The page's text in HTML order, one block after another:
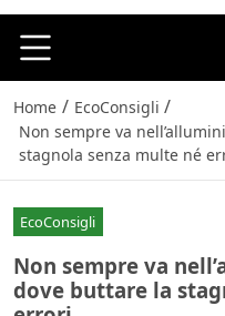
Home / EcoConsigli /
Non sempre va
stagnola senza multe né
EcoConsigli
Non sempre va
dove buttare la